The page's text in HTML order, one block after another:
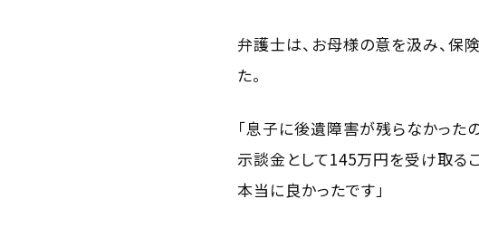
弁護士は、お母様の意を汲み、保
た。
「息子に後遺障害が残らなかった
示談金として145万円を受け取る
本当に良かったです」